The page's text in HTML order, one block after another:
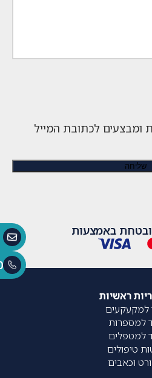
ומבצעים לכתובת המייל
באמצעות
ראשיות
למקעקעים
למספרות
למטפלים
טיפולים
וכאבים